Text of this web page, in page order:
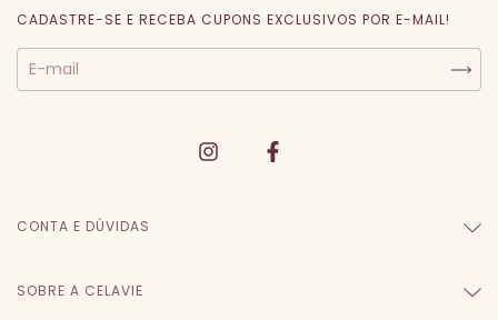
CADASTRE-SE E RECEBA CUPONS EXCLUSIVOS POR E-MAIL!
CONTA E DÚVIDAS
SOBRE A CELAVIE